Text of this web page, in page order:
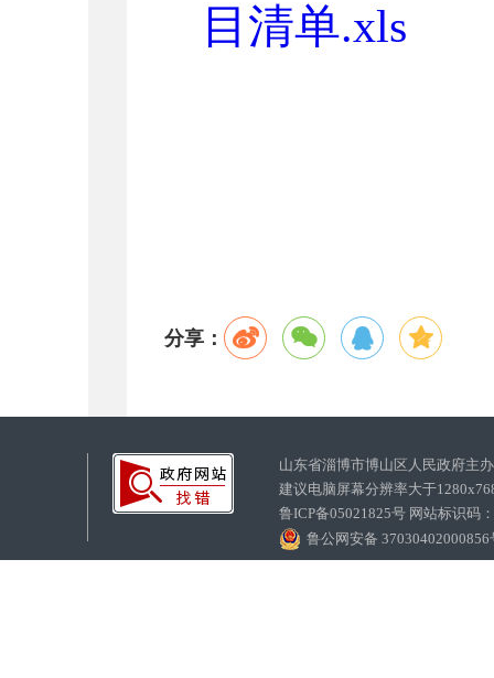
目清单.xls
分享：
山东省淄博市博山区人民政府
建议电脑屏幕分辨率大于
鲁ICP备05021825号 网站标识码
鲁公网安备 37030402000856